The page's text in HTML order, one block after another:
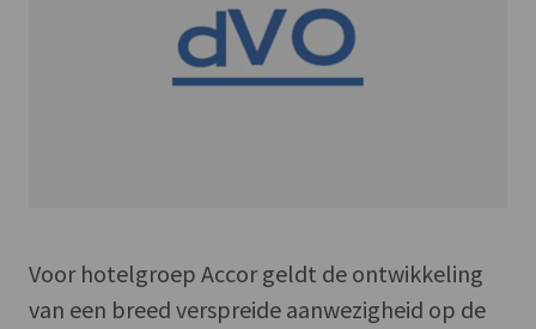
Voor hotelgroep Accor geldt de ontwikkeling
van een breed verspreide aanwezigheid op de